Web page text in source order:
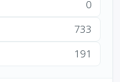
0
733
191